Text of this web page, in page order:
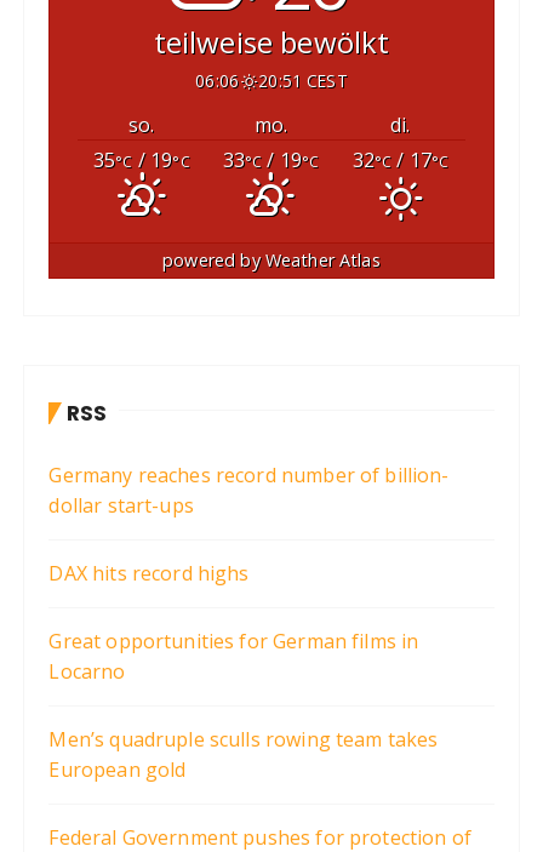
teilweise bewölkt
06:06 20:51 CEST
so. mo.
di.
35°C / 19°C 33°C / 19°C 32°C / 17°C
powered byWeather Atlas
RSS
Germany reaches record number of billion-
dollar start-ups
DAX hits record highs
Great opportunities for German films in
Locarno
Men’s quadruple sculls rowing team takes
European gold
Federal Government pushes for protection of